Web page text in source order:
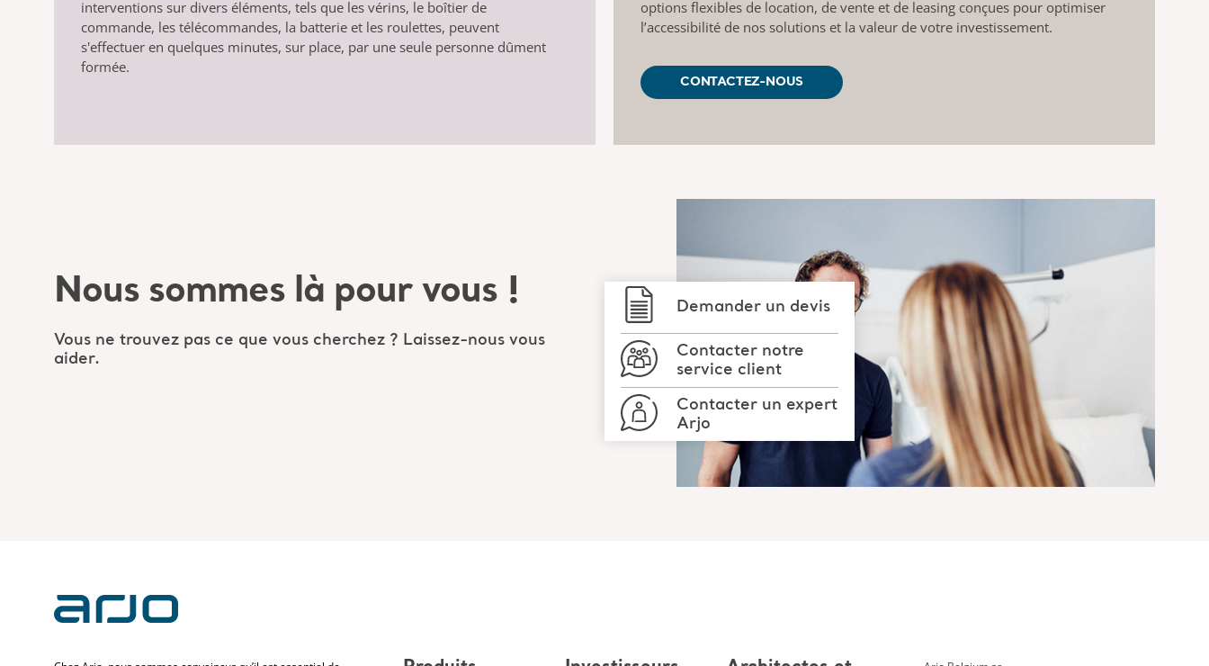
interventions sur divers éléments, tels que les vérins, le boîtier de
commande, les télécommandes, la batterie et les roulettes, peuvent
s'effectuer en quelques minutes, sur place, par une seule personne dûment
formée.
options flexibles de location, de vente et de leasing conçues pour optimiser
l’accessibilité de nos solutions et la valeur de votre investissement.
CONTACTEZ-NOUS
Nous sommes là pour vous !
Vous ne trouvez pas ce que vous cherchez ? Laissez-nous vous
aider.
Demander un devis
Contacter notre
service client
Contacter un expert
Arjo